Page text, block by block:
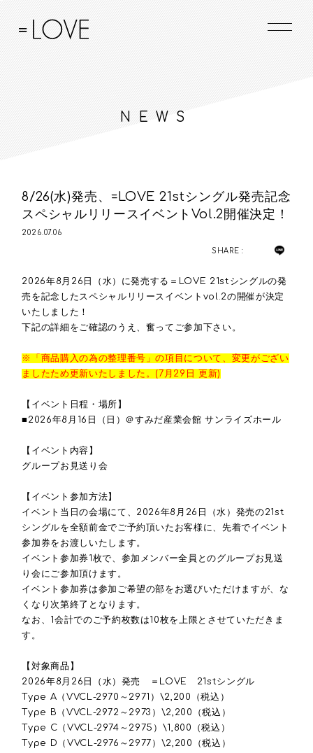
NEWS
8/26(水)発売、=LOVE 21stシングル発売記念
スペシャルリリースイベントVol.2開催決定！
2026.07.06
SHARE :
2026年8月26日（水）に発売する＝LOVE 21stシングルの発
売を記念したスペシャルリリースイベントvol.2の開催が決定
いたしました！
下記の詳細をご確認のうえ、奮ってご参加下さい。
※「商品購入の為の整理番号」の項目について、変更がござい
ましたため更新いたしました。(7月29日 更新)
【イベント日程・場所】
■2026年8月16日（日）＠すみだ産業会館 サンライズホール
【イベント内容】
グループお見送り会
【イベント参加方法】
イベント当日の会場にて、2026年8月26日（水）発売の21st
シングルを全額前金でご予約頂いたお客様に、先着でイベント
参加券をお渡しいたします。
イベント参加券1枚で、参加メンバー全員とのグループお見送
り会にご参加頂けます。
イベント参加券は参加ご希望の部をお選びいただけますが、な
くなり次第終了となります。
なお、1会計でのご予約枚数は10枚を上限とさせていただきま
す。
【対象商品】
2026年8月26日（水）発売 ＝LOVE 21stシングル
Type A（VVCL-2970～2971）\2,200（税込）
Type B（VVCL-2972～2973）\2,200（税込）
Type C（VVCL-2974～2975）\1,800（税込）
Type D（VVCL-2976～2977）\2,200（税込）